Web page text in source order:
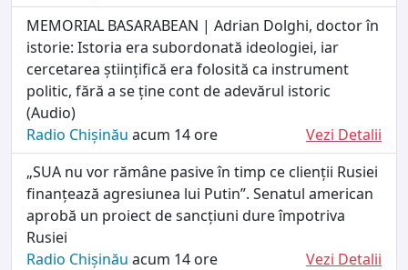
MEMORIAL BASARABEAN | Adrian Dolghi, doctor în
istorie: Istoria era subordonată ideologiei, iar
cercetarea științifică era folosită ca instrument
politic, fără a se ține cont de adevărul istoric
(Audio)
Radio Chișinău acum 14 ore
Vezi Detalii
„SUA nu vor rămâne pasive în timp ce clienții Rusiei
finanțează agresiunea lui Putin”. Senatul american
aprobă un proiect de sancțiuni dure împotriva
Rusiei
Radio Chișinău acum 14 ore
Vezi Detalii